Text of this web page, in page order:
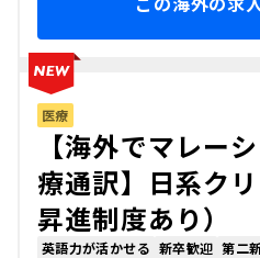
医療
【海外でマレー
療通訳】日系ク
昇進制度あり）
英語力が活かせる 新卒歓迎 第二